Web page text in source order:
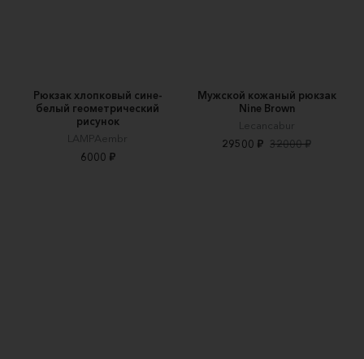
Рюкзак хлопковый сине-
белый геометрический
рисунок
LAMPAembr
6000 ₽
Мужской кожаный рюкзак
Nine Brown
Lecancabur
29500 ₽ 32000 ₽